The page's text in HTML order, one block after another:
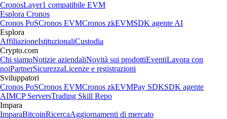
CronosLayer1 compatibile EVM
Esplora Cronos
Cronos PoSCronos EVMCronos zkEVMSDK agente AI
Esplora
AffiliazioneIstituzionaliCustodia
Crypto.com
Chi siamoNotizie aziendaliNovità sui prodottiEventiLavora con
noiPartnerSicurezzaLicenze e registrazioni
Sviluppatori
Cronos PoSCronos EVMCronos zkEVMPay SDKSDK agente
AIMCP ServersTrading Skill Repo
Impara
ImparaBitcoinRicercaAggiornamenti di mercato